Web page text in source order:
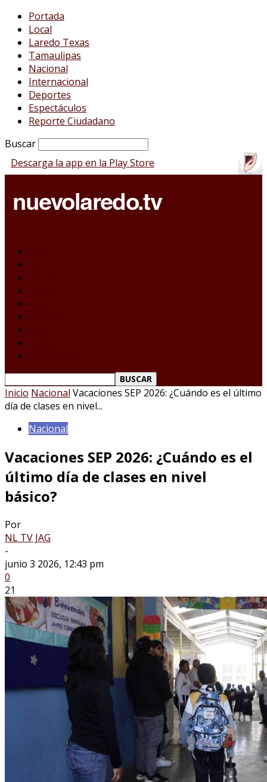
Portada
Local
Laredo Texas
Tamaulipas
Nacional
Internacional
Deportes
Espectáculos
Reporte Ciudadano
Buscar
Descarga la app en la Play Store
Inicio Nacional Vacaciones SEP 2026: ¿Cuándo es el último
día de clases en nivel...
Nacional
Vacaciones SEP 2026: ¿Cuándo es el
último día de clases en nivel
básico?
Por
NL TV JAG
-
junio 3 2026, 12:43 pm
0
21